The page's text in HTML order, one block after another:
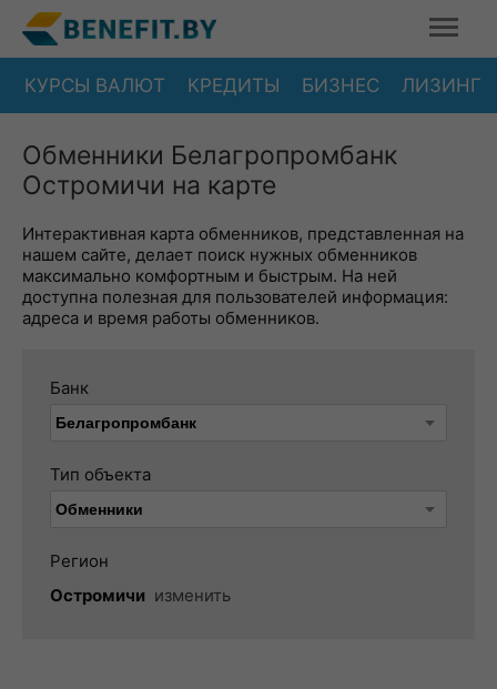
КУРСЫ ВАЛЮТ КРЕДИТЫ БИЗНЕС ЛИЗИНГ
Обменники Белагропромбанк
Остромичи на карте
Интерактивная карта обменников, представленная на
нашем сайте, делает поиск нужных обменников
максимально комфортным и быстрым. На ней
доступна полезная для пользователей информация:
адреса и время работы обменников.
Банк
Тип объекта
Регион
Остромичи изменить